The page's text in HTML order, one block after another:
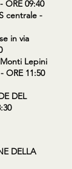
ORE 09:40
centrale -
in via
Lepini
ORE 11:50
DEL
DELLA